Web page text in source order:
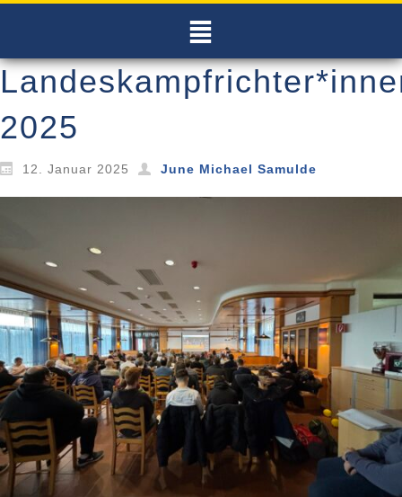
2025
12. Januar 2025 June Michael Samulde